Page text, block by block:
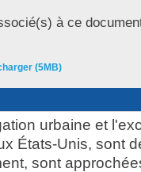
à ce
(5MB)
urbaine et
États-Unis, sont
sont